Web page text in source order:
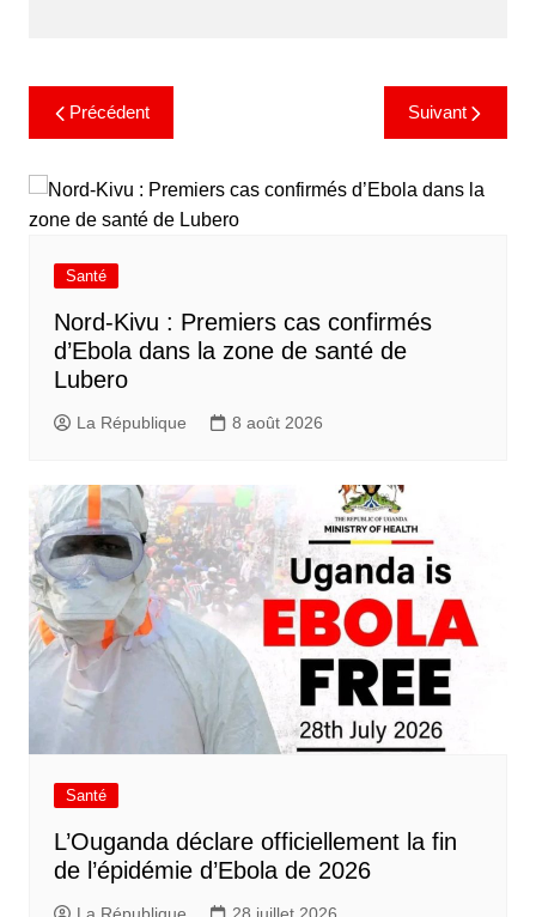
Précédent Suivant
Santé
Nord-Kivu : Premiers cas confirmés
d’Ebola dans la zone de santé de
Lubero
La République 8 août 2026
Santé
L’Ouganda déclare officiellement la fin
de l’épidémie d’Ebola de 2026
La République 28 juillet 2026